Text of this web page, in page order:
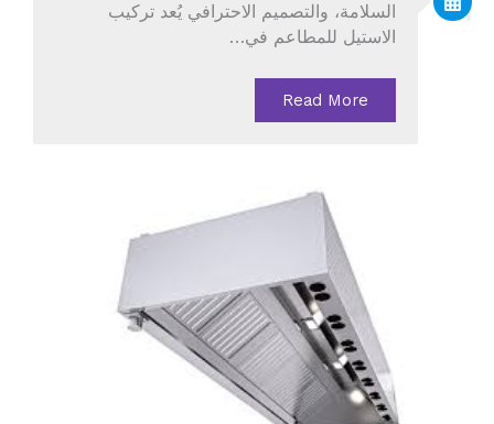
السلامة، والتصميم الاحترافي يُعد تركيب
الاستيل للمطاعم في…
Read More